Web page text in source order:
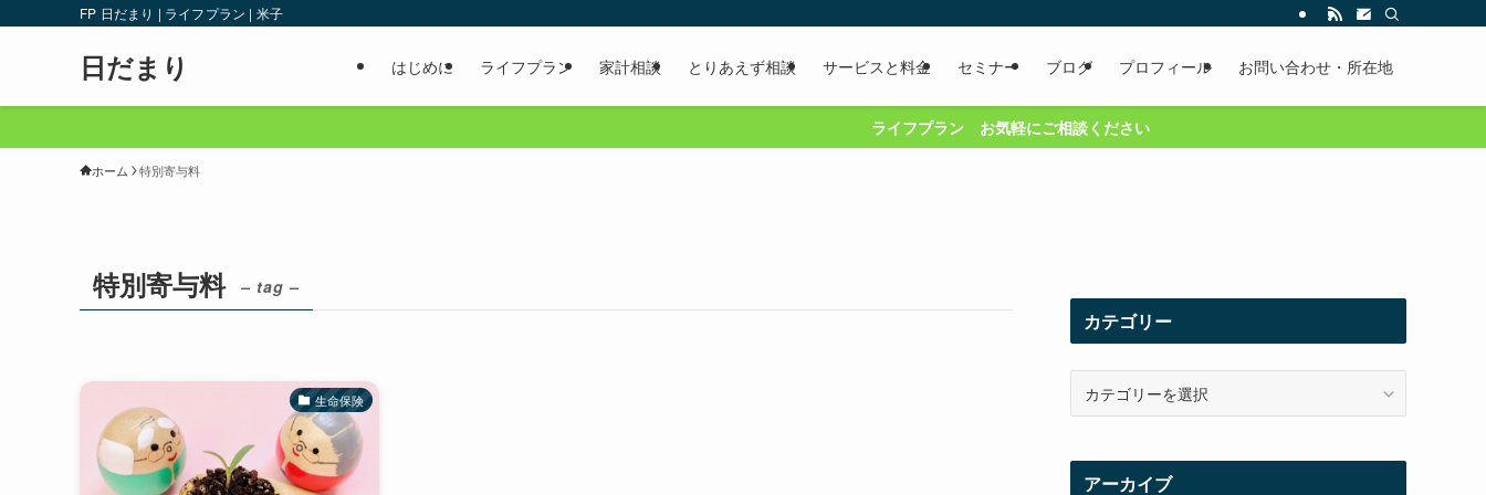
FP 日だまり | ライフプラン | 米子
日だまり はじめに ライフプラン 家計相談 とりあえず相談 サービスと料金 セミナー ブログ プロフィール お問い合わせ・所在地
ライフプラン お気軽にご相談ください
ホーム 特別寄与料
特別寄与料 – tag –
生命保険
カテゴリー
アーカイブ